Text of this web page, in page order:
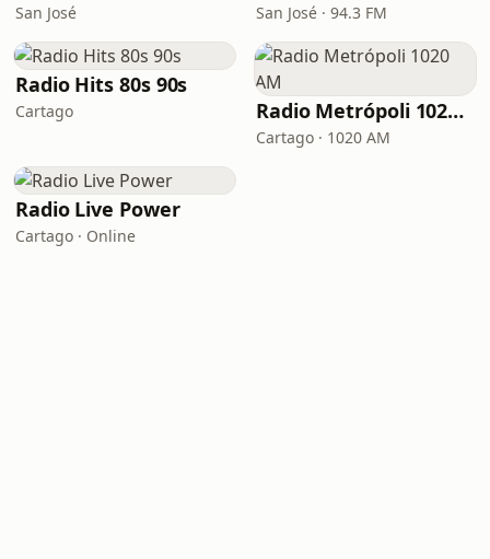
San José San José · 94.3 FM
Radio Hits 80s 90s
Cartago Radio Metrópoli 1020 AM
Cartago · 1020 AM
Radio Live Power
Cartago · Online